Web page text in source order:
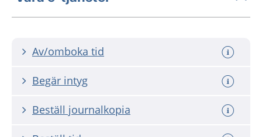
Av/omboka tid
Begär intyg
Beställ journalkopia